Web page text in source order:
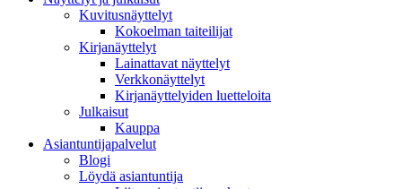
Kuvitusnäyttelyt
Kokoelman taiteilijat
Kirjanäyttelyt
Lainattavat näyttelyt
Verkkonäyttelyt
Kirjanäyttelyiden luetteloita
Julkaisut
Kauppa
Asiantuntija­palvelut
Blogi
Löydä asiantuntija